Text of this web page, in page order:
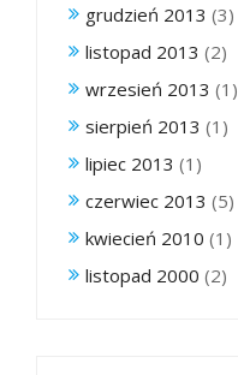
grudzień 2013 (3)
listopad 2013 (2)
wrzesień 2013 (1)
sierpień 2013 (1)
lipiec 2013 (1)
czerwiec 2013 (5)
kwiecień 2010 (1)
listopad 2000 (2)